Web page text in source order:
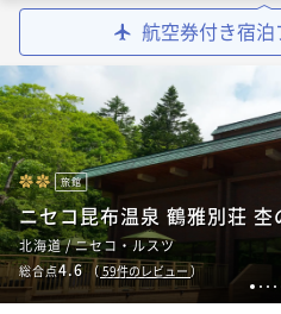
航空券付き宿
1 2 3 4
旅館
ニセコ昆布温泉 鶴雅別荘 杢
北海道 / ニセコ・ルスツ
総合点4.6（59件のレビュー）